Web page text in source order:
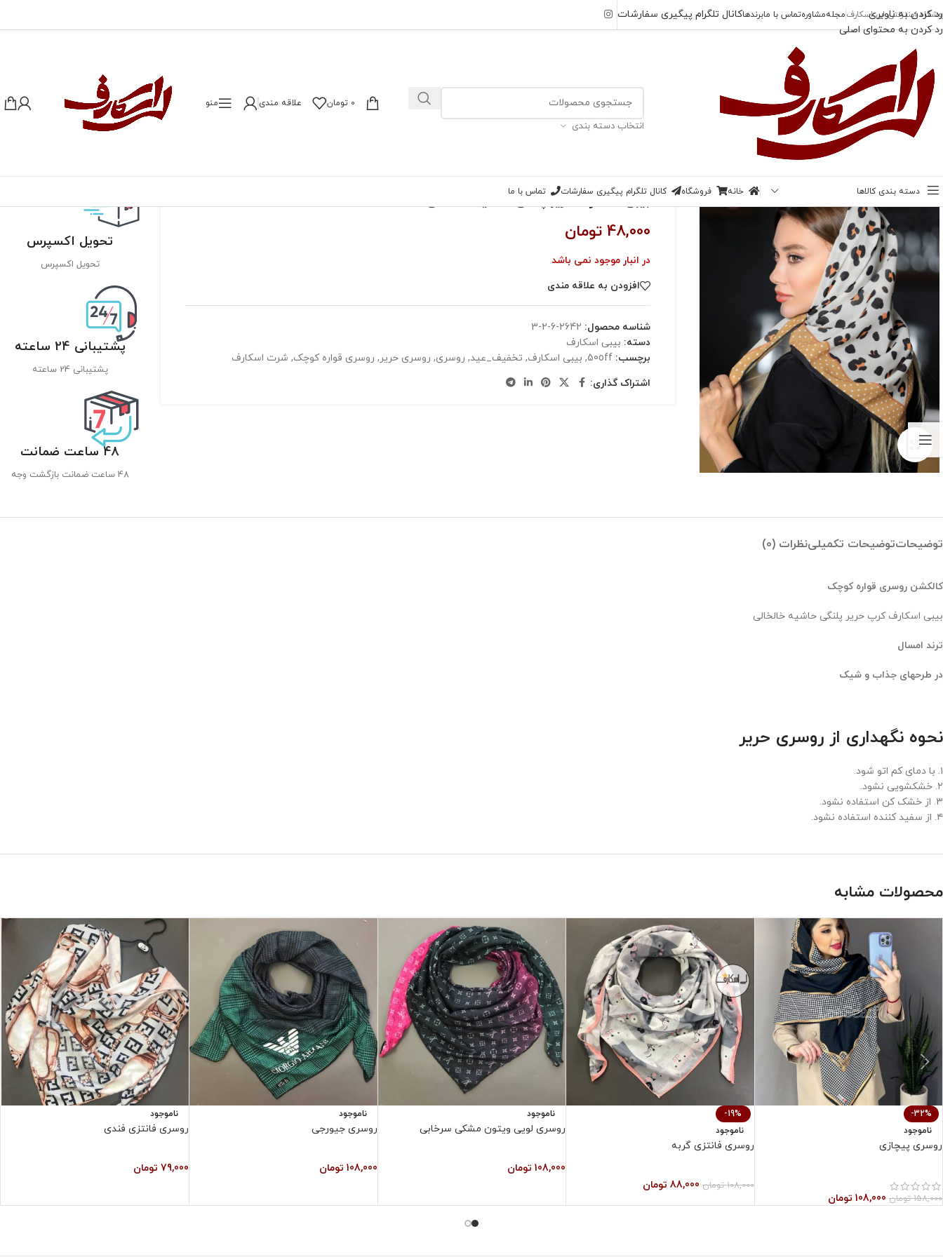
رد کردن به ناوبری
رد کردن به محتوای اصلی
اینترنتی لی اسکارفمجلهمشاورهتماس با مابرندهاکانال تلگرام پیگیری سفارشات
انتخاب دسته بندی
0 تومان علاقه مندی منو
دسته بندی کالاها خانه فروشگاه کانال تلگرام پیگیری سفارشات تماس با ما
بیبی اسکارف حریر پلنگی حاشیه خالخالی
ناموجود
بزرگنمایی تصویر
بیبی اسکارف حریر پلنگی حاشیه خالخالی
48,000 تومان
در انبار موجود نمی باشد
افزودن به علاقه مندی
شناسه محصول: 2642-6-2-3
دسته: بیبی اسکارف
برچسب: 50off
, بیبی اسکارف, تخفیف_عید, روسری, روسری حریر, روسری قواره کوچک, شرت اسکارف
اشتراک گذاری:
تحویل اکسپرس
تحویل اکسپرس
پشتیبانی 24 ساعته
پشتیبانی 24 ساعته
48 ساعت ضمانت
48 ساعت ضمانت بازگشت وجه
توضیحاتتوضیحات تکمیلینظرات (0)
کالکشن روسری قواره کوچک
بیبی اسکارف کرپ حریر پلنگی حاشیه خالخالی
ترند امسال
در طرحهای جذاب و شیک
نحوه نگهداری از روسری حریر
۱. با دمای کم اتو شود.
۲. خشکشویی نشود.
۳. از خشک کن استفاده نشود.
۴. از سفید کننده استفاده نشود.
محصولات مشابه
-32%
ناموجود
روسری پیچازی
158,000 تومان 108,000 تومان
-19%
ناموجود
روسری فانتزی گربه
108,000 تومان 88,000 تومان
ناموجود
روسری لویی ویتون مشکی سرخابی
108,000 تومان
ناموجود
روسری جیورجی
108,000 تومان
ناموجود
روسری فانتزی فندی
79,000 تومان